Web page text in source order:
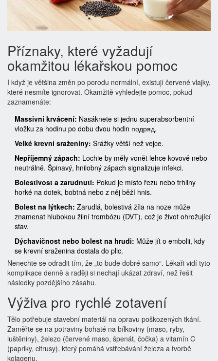
Příznaky, které vyžadují
okamžitou lékařskou pomoc
I když je většina změn po porodu normální, existují červené vlajky,
které nesmíte ignorovat. Okamžitě vyhledejte pomoc, pokud
zaznamenáte:
Massivní krvácení: Nasáknete si jednu superabsorbentní
vložku za hodinu po dobu dvou hodin подряд.
Velké krevní sraženiny: Srážky větší než vejce.
Nepříjemný zápach: Lochie by měly vonět lehce kovově nebo
neutrálně. Špinavý, hnilobný zápach signalizuje infekci.
Bolestivost a zarudnutí: Pokud je místo řezu nebo trhliny
horké na dotek, bobtná nebo z něj běží hnis.
Bolest na lýtkech: Zarudlá, bolestivá žíla na noze může
znamenat hlubokou žilní trombózu (DVT), což je život ohrožující
stav.
Dýchavičnost nebo bolest na hrudi: Může jít o embolii, kdy
se krevní sraženina dostala do plic.
Nenechte se odradit tím, že „to bude dobré samo“. Lékaři vidí tyto
komplikace denně a raději si nechají ukázat zdraví, než řešit
následky pozdějšího zásahu.
Výživa pro rychlé zotavení
Tělo potřebuje stavební materiál na opravu poškozených tkání.
Zaměřte se na potraviny bohaté na bílkoviny (maso, ryby,
luštěniny), železo (červené maso, špenát, čočka) a vitamín C
(papriky, citrusy), který pomáhá vstřebávání železa a tvorbě
kolagenu.